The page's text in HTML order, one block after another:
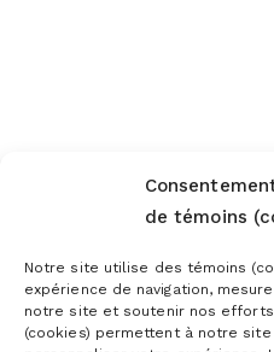
de témoins
Notre site utilise des témoins
expérience de navigation,
notre site et soutenir nos efforts
(cookies) permettent à notre